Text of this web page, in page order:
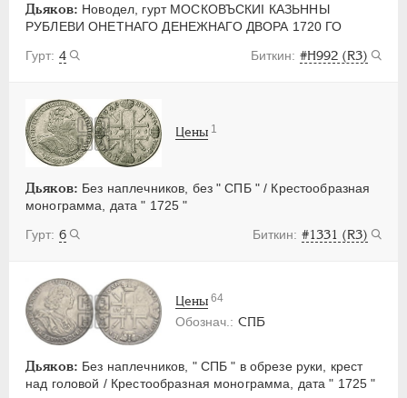
Дьяков: Новодел, гурт МОСКОВЪСКИI КАЗЬННЫ
РУБЛЕВИ ОНЕТНАГО ДЕНЕЖНАГО ДВОРА 1720 ГО
4
#H992 (R3)
Дьяков: Без наплечников, без " СПБ " / Крестообразная
монограмма, дата " 1725 "
6
#1331 (R3)
Цены 1
СПБ
Дьяков: Без наплечников, " СПБ " в обрезе руки, крест
над головой / Крестообразная монограмма, дата " 1725 "
Цены 64